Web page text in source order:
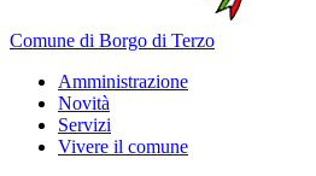
Comune di Borgo di Terzo
Amministrazione
Novità
Servizi
Vivere il comune